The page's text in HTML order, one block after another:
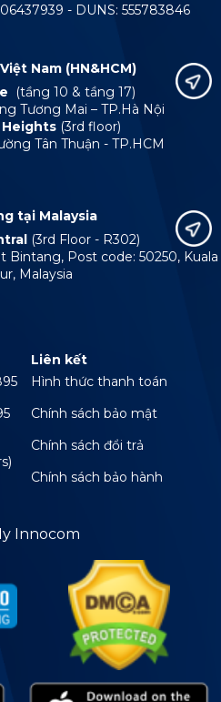
- DUNS: 555783846
Nam (HN&HCM)
(tầng 10 & tầng 17)
Tương Mai – TP.Hà Nội
Heights (3rd floor)
Tân Thuận - TP.HCM
tại Malaysia
(3rd Floor - R302)
Bintang, Post code: 50250, Kuala
Malaysia
Liên kết
Hình thức thanh toán
Chính sách bảo mật
Chính sách đổi trả
Chính sách bảo hành
Innocom